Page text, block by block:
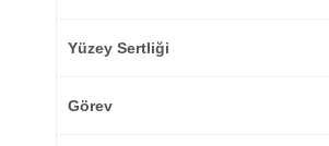
Yüzey Sertliği
Görev